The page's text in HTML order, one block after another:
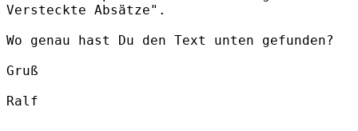
Versteckte Absätze".
Wo genau hast Du den Text unten gefunden?
Gruß
Ralf